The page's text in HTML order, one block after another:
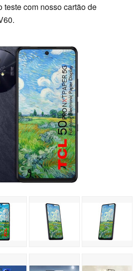
teste com nosso cartão de